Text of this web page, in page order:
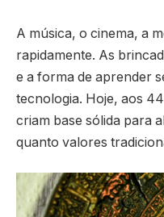
A música, o cinema, a
rapidamente. As
e a forma de aprender
tecnologia. Hoje, aos
criam base sólida para
quanto valores